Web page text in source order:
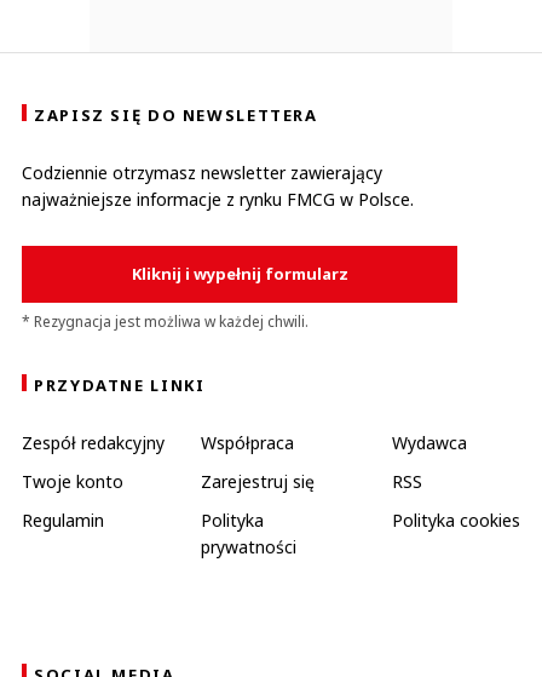
ZAPISZ SIĘ DO NEWSLETTERA
Codziennie otrzymasz newsletter zawierający
najważniejsze informacje z rynku FMCG w Polsce.
Kliknij i wypełnij formularz
* Rezygnacja jest możliwa w każdej chwili.
PRZYDATNE LINKI
Zespół redakcyjny Współpraca
Wydawca
Twoje konto
Zarejestruj się
RSS
Regulamin
Polityka
prywatności
Polityka cookies